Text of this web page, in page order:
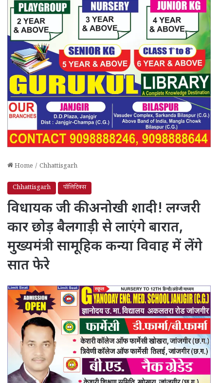
Home / Chhattisgarh
Chhattisgarh पॉलिटिक्स
विधायक जी की अनोखी शादी! लग्जरी
कार छोड़ बैलगाड़ी से लाएंगे बारात,
मुख्यमंत्री सामूहिक कन्या विवाह में लेंगे
सात फेरे